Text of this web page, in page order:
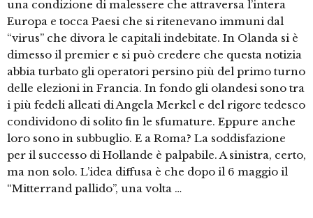
una condizione di malessere che attraversa l’intera
Europa e tocca Paesi che si ritenevano immuni dal
“virus” che divora le capitali indebitate. In Olanda si è
dimesso il premier e si può credere che questa notizia
abbia turbato gli operatori persino più del primo turno
delle elezioni in Francia. In fondo gli olandesi sono tra
i più fedeli alleati di Angela Merkel e del rigore tedesco
condividono di solito fin le sfumature. Eppure anche
loro sono in subbuglio. E a Roma? La soddisfazione
per il successo di Hollande è palpabile. A sinistra, certo,
ma non solo. L’idea diffusa è che dopo il 6 maggio il
“Mitterrand pallido”, una volta …